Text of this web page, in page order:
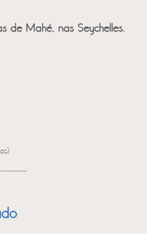
de Mahé, nas Seychelles.